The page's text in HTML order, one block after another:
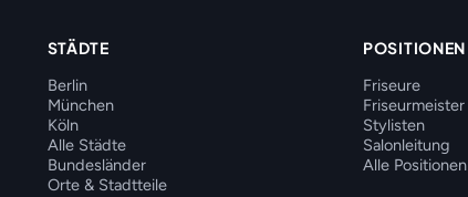
STÄDTE
Berlin
München
Köln
Alle Städte
Bundesländer
Orte & Stadtteile
POSITIONEN
Friseure
Friseurmeister
Stylisten
Salonleitung
Alle Positionen